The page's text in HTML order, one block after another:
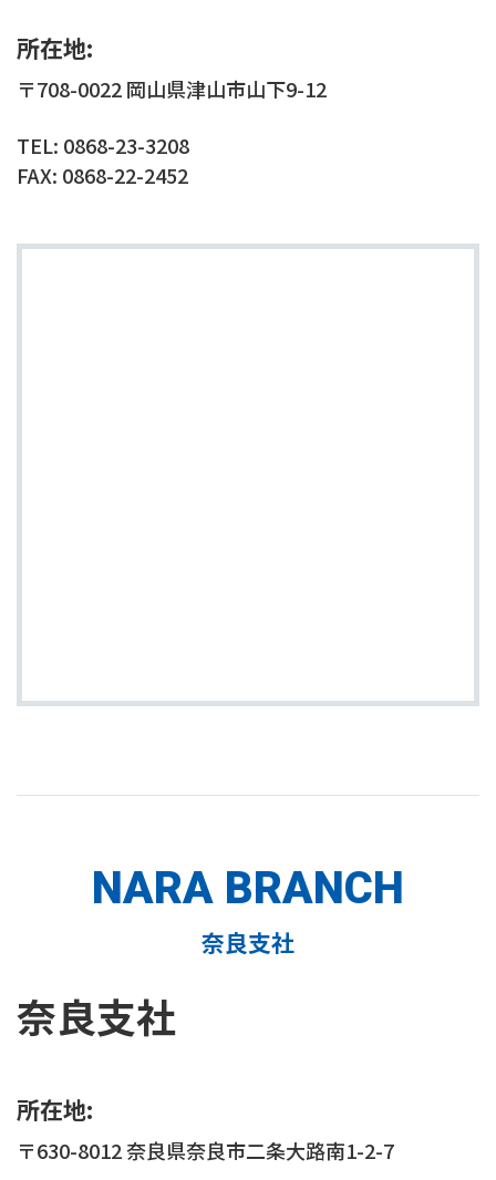
所在地:
〒708-0022 岡山県津山市山下9-12
TEL: 0868-23-3208
FAX: 0868-22-2452
NARA BRANCH
奈良支社
奈良支社
所在地:
〒630-8012 奈良県奈良市二条大路南1-2-7